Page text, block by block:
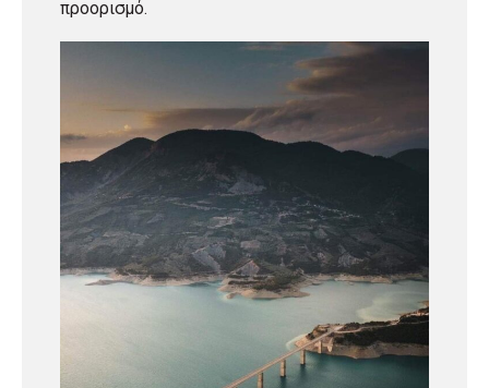
προορισμό.